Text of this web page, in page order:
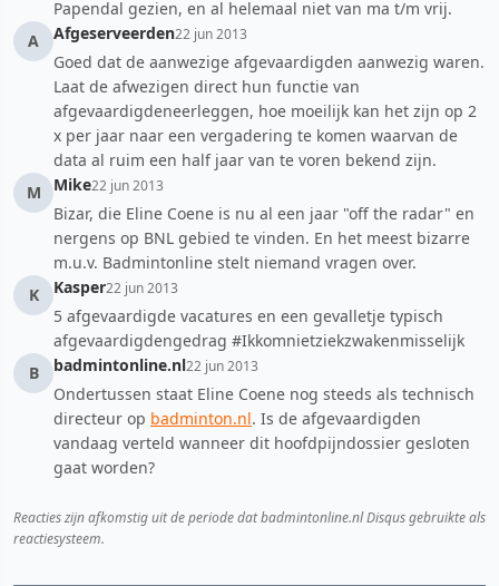
Papendal gezien, en al helemaal niet van ma t/m vrij.
A
Afgeserveerden22 jun 2013
Goed dat de aanwezige afgevaardigden aanwezig waren.
Laat de afwezigen direct hun functie van
afgevaardigdeneerleggen, hoe moeilijk kan het zijn op 2
x per jaar naar een vergadering te komen waarvan de
data al ruim een half jaar van te voren bekend zijn.
M
Mike22 jun 2013
Bizar, die Eline Coene is nu al een jaar "off the radar" en
nergens op BNL gebied te vinden. En het meest bizarre
m.u.v. Badmintonline stelt niemand vragen over.
K
Kasper22 jun 2013
5 afgevaardigde vacatures en een gevalletje typisch
afgevaardigdengedrag #Ikkomnietziekzwakenmisselijk
B
badmintonline.nl22 jun 2013
Ondertussen staat Eline Coene nog steeds als technisch
directeur op badminton.nl. Is de afgevaardigden
vandaag verteld wanneer dit hoofdpijndossier gesloten
gaat worden?
Reacties zijn afkomstig uit de periode dat badmintonline.nl Disqus gebruikte als
reactiesysteem.